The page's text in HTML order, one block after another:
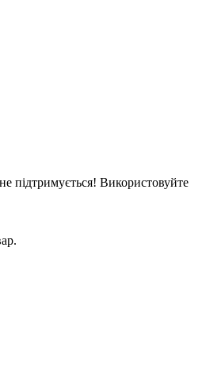
підтримується! Використовуйте